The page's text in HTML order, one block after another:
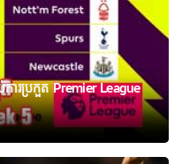
រប្រកួត Premier League